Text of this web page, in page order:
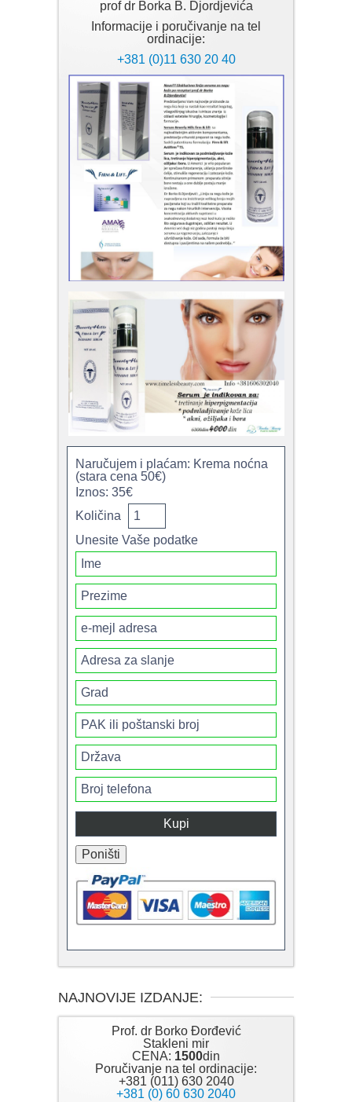
prof dr Borka B. Djordjevića
Informacije i poručivanje na tel
ordinacije:
+381 (0)11 630 20 40
Naručujem i plaćam: Krema noćna
(stara cena 50€)
Iznos: 35€
Količina
Unesite Vaše podatke
NAJNOVIJE IZDANJE:
Prof. dr Borko Đorđević
Stakleni mir
CENA: 1500din
Poručivanje na tel ordinacije:
+381 (011) 630 2040
+381 (0) 60 630 2040